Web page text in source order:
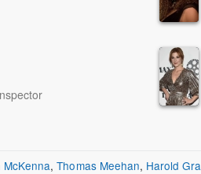
,Thomas Meehan, Harold